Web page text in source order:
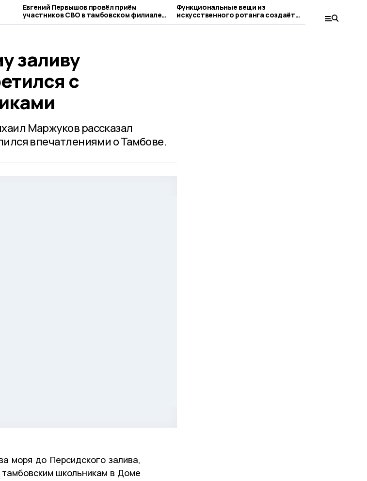
Евгений Первышов провёл приём
участников СВО в тамбовском филиале
фонда «Защитники Отечества»
Функциональные вещи из
искусственного ротанга создаёт
жительница Пичаева
проект
заливу
с
Маржуков рассказал
впечатлениями о Тамбове.
моря до Персидского залива,
школьникам в Доме